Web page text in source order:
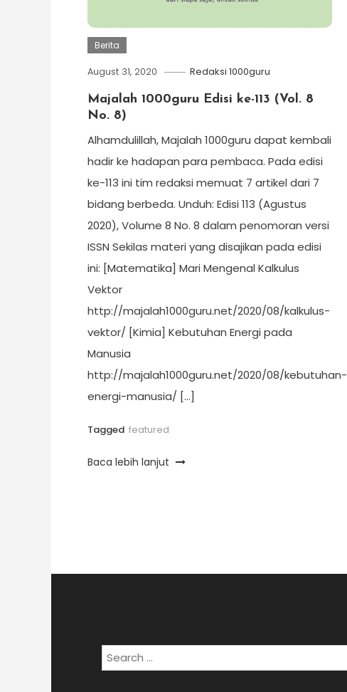
Berita
August 31, 2020 Redaksi 1000guru
Majalah 1000guru Edisi ke-113 (Vol. 8
No. 8)
Alhamdulillah, Majalah 1000guru dapat kembali
hadir ke hadapan para pembaca. Pada edisi
ke-113 ini tim redaksi memuat 7 artikel dari 7
bidang berbeda. Unduh: Edisi 113 (Agustus
2020), Volume 8 No. 8 dalam penomoran versi
ISSN Sekilas materi yang disajikan pada edisi
ini: [Matematika] Mari Mengenal Kalkulus
Vektor
http://majalah1000guru.net/2020/08/kalkulus-
vektor/ [Kimia] Kebutuhan Energi pada
Manusia
http://majalah1000guru.net/2020/08/kebutuhan-
energi-manusia/ […]
Tagged featured
Baca lebih lanjut